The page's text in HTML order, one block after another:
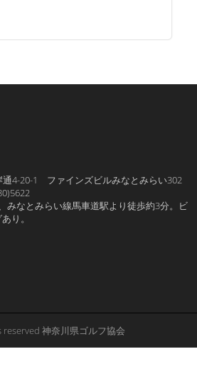
4-20-1 ファインズビルみなとみらい302
みなとみらい線馬車道駅より徒歩約3分。ビ
り。
神奈川県ゴルフ協会